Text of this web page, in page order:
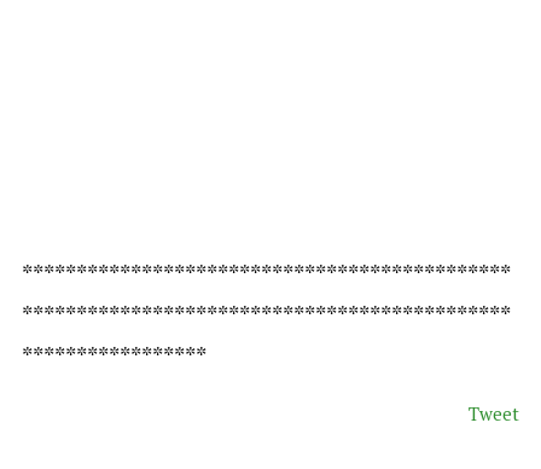
*********************************************
*********************************************
*****************
Tweet